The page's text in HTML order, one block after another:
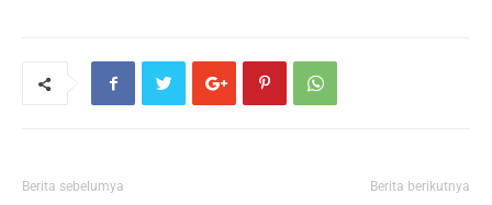
Berita sebelumya Berita berikutnya